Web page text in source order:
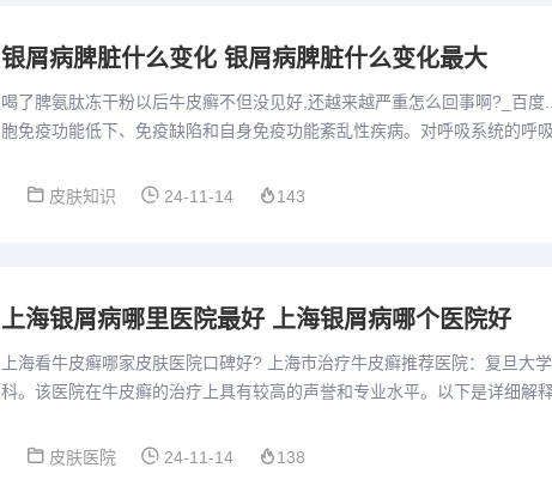
银屑病脾脏什么变化 银屑病脾脏什么变化最大
喝了脾氨肽冻干粉以后牛皮癣不但没见好,还越来越严重怎么回事啊?_百度
胞免疫功能低下、免疫缺陷和自身免疫功能紊乱性疾病。对呼吸系统的呼
皮肤知识
24-11-14 143
上海银屑病哪里医院最好 上海银屑病哪个医院好
上海看牛皮癣哪家皮肤医院口碑好? 上海市治疗牛皮癣推荐医院：复旦大
科。该医院在牛皮癣的治疗上具有较高的声誉和专业水平。以下是详细解
皮肤医院
24-11-14 138